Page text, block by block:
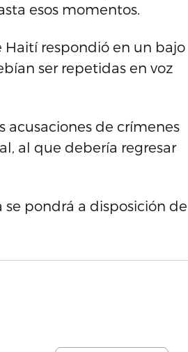
esos momentos.
respondió en un bajo
ser repetidas en voz
acusaciones de crímenes
al que debería regresar
pondrá a disposición de